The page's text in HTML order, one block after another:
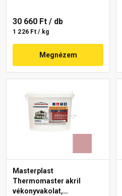
30 660 Ft / db
1 226 Ft / kg
Megnézem
Masterplast
Thermomaster akril
vékonyvakolat,